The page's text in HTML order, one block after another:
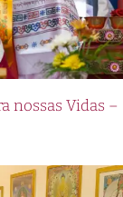
nossas Vidas –